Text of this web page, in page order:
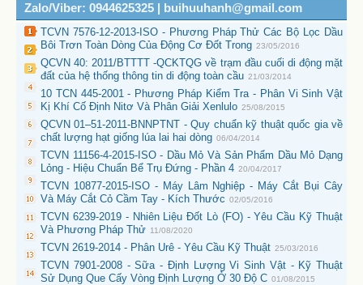
Zalo/Viber: 0944625325 | buihuuhanh@gmail.com
TCVN 7576-12-2013-ISO - Phương Pháp Thử Các Bộ Lọc Dầu
Bôi Trơn Toàn Dòng Của Động Cơ Đốt Trong 23/05/2016
QCVN 40: 2011/BTTTT -QCKTQG về trạm đầu cuối di động mặt
đất của hệ thống thông tin di động toàn cầu 21/03/2014
10 TCN 445-2001 - Phương Pháp Kiểm Tra - Phân Vi Sinh Vật
Kị Khí Cố Định Nitơ Và Phân Giải Xenlulo 25/08/2015
QCVN 01–51-2011-BNNPTNT - Quy chuẩn kỹ thuật quốc gia về
chất lượng hạt giống lúa lai hai dòng 06/04/2014
TCVN 11156-4-2015-ISO - Dầu Mỏ Và Sản Phẩm Dầu Mỏ Dạng
Lỏng - Hiệu Chuẩn Bể Trụ Đứng - Phần 4 20/04/2017
TCVN 10877-2015-ISO - Máy Lâm Nghiệp - Máy Cắt Bụi Cây
Và Máy Cắt Cỏ Cầm Tay - Kích Thước 02/05/2016
TCVN 6239-2019 - Nhiên Liệu Đốt Lò (FO) - Yêu Cầu Kỹ Thuật
Và Phương Pháp Thử 11/08/2020
TCVN 2619-2014 - Phân Urê - Yêu Cầu Kỹ Thuật 25/03/2016
TCVN 7901-2008 - Sữa - Định Lượng Vi Sinh Vật - Kỹ Thuật
Sử Dụng Que Cấy Vòng Định Lượng Ở 30 Độ C 01/08/2015